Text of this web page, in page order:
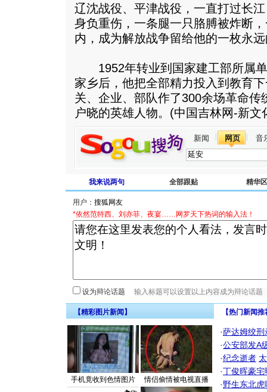
辽沈战役、平津战役，一直打过长
身负重伤，一条腿一只胳膊被炸断
内，成为解放战争留给他的一枚永
1952年转业到国家建工部所属单
家乡后，他把全部精力投入到教育
关、企业、部队作了300余场革命传
户晓的英雄人物。(中国吉林网-新
新闻 网页 音
我来说两句 全部跟贴 精华区
用户：
*依然范特西、刘亦菲、夜宴……网罗天下热词的输入法！
设为辩论话题
【精彩图片新闻】
手机竟收到色情图片 情侣偷情被电视直播
【热门新闻
·萨达姆绞刑
·公安部发A
·纪念逝者
·丁俊晖豪
·野生东北